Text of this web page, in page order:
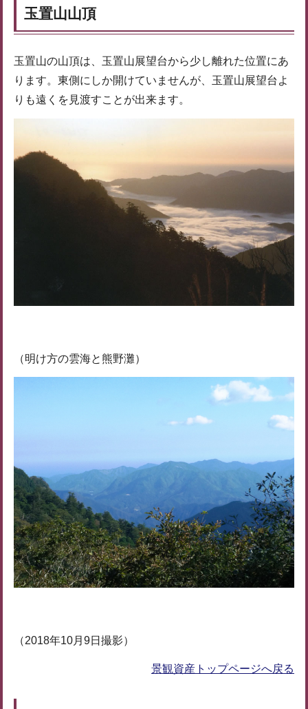
玉置山山頂
玉置山の山頂は、玉置山展望台から少し離れた位置にあ
ります。東側にしか開けていませんが、玉置山展望台よ
りも遠くを見渡すことが出来ます。
（明け方の雲海と熊野灘）
（2018年10月9日撮影）
景観資産トップページへ戻る